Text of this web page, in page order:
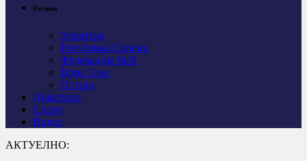
Регион
Хрватска
Република Српска
Федерација БиХ
Црна Гора
Остало
Дијаспора
Спорт
Видео
АКТУЕЛНО: